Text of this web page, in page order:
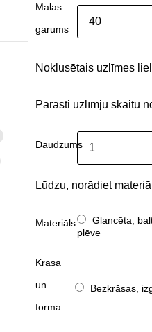
Malas
garums
Noklusētais uzlīmes
Parasti uzlīmju skaitu
Daudzums
Lūdzu, norādiet
Materiāls
Glancēta,
plēve
Krāsa
un
forma
Bezkrāsas,